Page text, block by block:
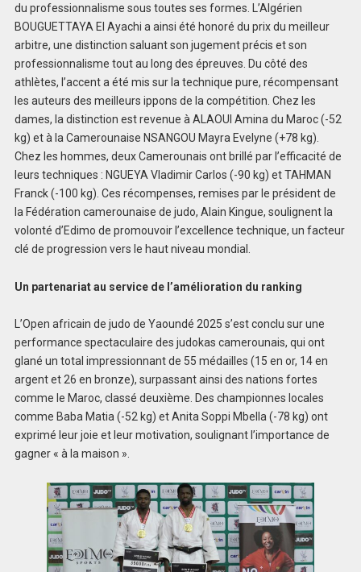
du professionnalisme sous toutes ses formes. L’Algérien
BOUGUETTAYA El Ayachi a ainsi été honoré du prix du meilleur
arbitre, une distinction saluant son jugement précis et son
professionnalisme tout au long des épreuves. Du côté des
athlètes, l’accent a été mis sur la technique pure, récompensant
les auteurs des meilleurs ippons de la compétition. Chez les
dames, la distinction est revenue à ALAOUI Amina du Maroc (-52
kg) et à la Camerounaise NSANGOU Mayra Evelyne (+78 kg).
Chez les hommes, deux Camerounais ont brillé par l’efficacité de
leurs techniques : NGUEYA Vladimir Carlos (-90 kg) et TAHMAN
Franck (-100 kg). Ces récompenses, remises par le président de
la Fédération camerounaise de judo, Alain Kingue, soulignent la
volonté d’Edimo de promouvoir l’excellence technique, un facteur
clé de progression vers le haut niveau mondial.
Un partenariat au service de l’amélioration du ranking
L’Open africain de judo de Yaoundé 2025 s’est conclu sur une
performance spectaculaire des judokas camerounais, qui ont
glané un total impressionnant de 55 médailles (15 en or, 14 en
argent et 26 en bronze), surpassant ainsi des nations fortes
comme le Maroc, classé deuxième. Des championnes locales
comme Baba Matia (-52 kg) et Anita Soppi Mbella (-78 kg) ont
exprimé leur joie et leur motivation, soulignant l’importance de
gagner « à la maison ».